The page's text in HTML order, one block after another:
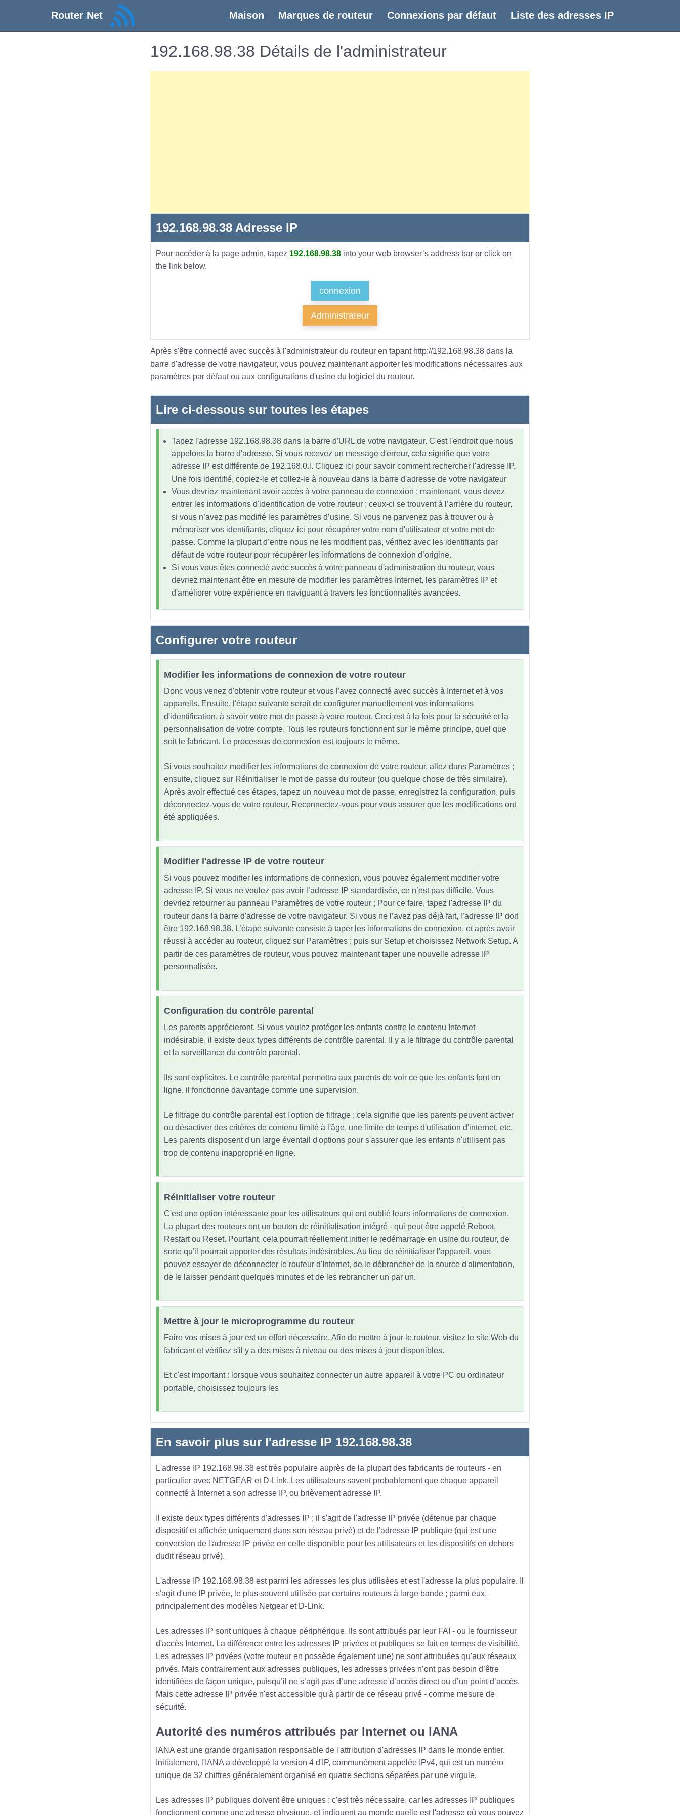
Router Net Maison (current)
Marques de routeur Connexions par défaut Liste des adresses IP
192.168.98.38 Détails de l'administrateur
192.168.98.38 Adresse IP
Pour accéder à la page admin, tapez 192.168.98.38 into your web browser’s address bar or click on
the link below.
connexion
Administrateur
Après s'être connecté avec succès à l'administrateur du routeur en tapant http://192.168.98.38 dans la
barre d'adresse de votre navigateur, vous pouvez maintenant apporter les modifications nécessaires aux
paramètres par défaut ou aux configurations d'usine du logiciel du routeur.
Lire ci-dessous sur toutes les étapes
Tapez l'adresse 192.168.98.38 dans la barre d'URL de votre navigateur. C'est l'endroit que nous
appelons la barre d'adresse. Si vous recevez un message d'erreur, cela signifie que votre
adresse IP est différente de 192.168.0.l. Cliquez ici pour savoir comment rechercher l'adresse IP.
Une fois identifié, copiez-le et collez-le à nouveau dans la barre d'adresse de votre navigateur
Vous devriez maintenant avoir accès à votre panneau de connexion ; maintenant, vous devez
entrer les informations d'identification de votre routeur ; ceux-ci se trouvent à l’arrière du routeur,
si vous n’avez pas modifié les paramètres d’usine. Si vous ne parvenez pas à trouver ou à
mémoriser vos identifiants, cliquez ici pour récupérer votre nom d'utilisateur et votre mot de
passe. Comme la plupart d’entre nous ne les modifient pas, vérifiez avec les identifiants par
défaut de votre routeur pour récupérer les informations de connexion d’origine.
Si vous vous êtes connecté avec succès à votre panneau d'administration du routeur, vous
devriez maintenant être en mesure de modifier les paramètres Internet, les paramètres IP et
d'améliorer votre expérience en naviguant à travers les fonctionnalités avancées.
Configurer votre routeur
Modifier les informations de connexion de votre routeur
Donc vous venez d'obtenir votre routeur et vous l'avez connecté avec succès à Internet et à vos
appareils. Ensuite, l'étape suivante serait de configurer manuellement vos informations
d'identification, à savoir votre mot de passe à votre routeur. Ceci est à la fois pour la sécurité et la
personnalisation de votre compte. Tous les routeurs fonctionnent sur le même principe, quel que
soit le fabricant. Le processus de connexion est toujours le même.
Si vous souhaitez modifier les informations de connexion de votre routeur, allez dans Paramètres ;
ensuite, cliquez sur Réinitialiser le mot de passe du routeur (ou quelque chose de très similaire).
Après avoir effectué ces étapes, tapez un nouveau mot de passe, enregistrez la configuration, puis
déconnectez-vous de votre routeur. Reconnectez-vous pour vous assurer que les modifications ont
été appliquées.
Modifier l'adresse IP de votre routeur
Si vous pouvez modifier les informations de connexion, vous pouvez également modifier votre
adresse IP. Si vous ne voulez pas avoir l’adresse IP standardisée, ce n’est pas difficile. Vous
devriez retourner au panneau Paramètres de votre routeur ; Pour ce faire, tapez l'adresse IP du
routeur dans la barre d'adresse de votre navigateur. Si vous ne l’avez pas déjà fait, l’adresse IP doit
être 192.168.98.38. L’étape suivante consiste à taper les informations de connexion, et après avoir
réussi à accéder au routeur, cliquez sur Paramètres ; puis sur Setup et choisissez Network Setup. A
partir de ces paramètres de routeur, vous pouvez maintenant taper une nouvelle adresse IP
personnalisée.
Configuration du contrôle parental
Les parents apprécieront. Si vous voulez protéger les enfants contre le contenu Internet
indésirable, il existe deux types différents de contrôle parental. Il y a le filtrage du contrôle parental
et la surveillance du contrôle parental.
Ils sont explicites. Le contrôle parental permettra aux parents de voir ce que les enfants font en
ligne, il fonctionne davantage comme une supervision.
Le filtrage du contrôle parental est l'option de filtrage ; cela signifie que les parents peuvent activer
ou désactiver des critères de contenu limité à l'âge, une limite de temps d'utilisation d'internet, etc.
Les parents disposent d'un large éventail d'options pour s'assurer que les enfants n'utilisent pas
trop de contenu inapproprié en ligne.
Réinitialiser votre routeur
C'est une option intéressante pour les utilisateurs qui ont oublié leurs informations de connexion.
La plupart des routeurs ont un bouton de réinitialisation intégré - qui peut être appelé Reboot,
Restart ou Reset. Pourtant, cela pourrait réellement initier le redémarrage en usine du routeur, de
sorte qu'il pourrait apporter des résultats indésirables. Au lieu de réinitialiser l'appareil, vous
pouvez essayer de déconnecter le routeur d'Internet, de le débrancher de la source d'alimentation,
de le laisser pendant quelques minutes et de les rebrancher un par un.
Mettre à jour le microprogramme du routeur
Faire vos mises à jour est un effort nécessaire. Afin de mettre à jour le routeur, visitez le site Web du
fabricant et vérifiez s'il y a des mises à niveau ou des mises à jour disponibles.
Et c'est important : lorsque vous souhaitez connecter un autre appareil à votre PC ou ordinateur
portable, choisissez toujours les
En savoir plus sur l'adresse IP 192.168.98.38
L'adresse IP 192.168.98.38 est très populaire auprès de la plupart des fabricants de routeurs - en
particulier avec NETGEAR et D-Link. Les utilisateurs savent probablement que chaque appareil
connecté à Internet a son adresse IP, ou brièvement adresse IP.
Il existe deux types différents d'adresses IP ; il s'agit de l'adresse IP privée (détenue par chaque
dispositif et affichée uniquement dans son réseau privé) et de l'adresse IP publique (qui est une
conversion de l'adresse IP privée en celle disponible pour les utilisateurs et les dispositifs en dehors
dudit réseau privé).
L'adresse IP 192.168.98.38 est parmi les adresses les plus utilisées et est l'adresse la plus populaire. Il
s'agit d'une IP privée, le plus souvent utilisée par certains routeurs à large bande ; parmi eux,
principalement des modèles Netgear et D-Link.
Les adresses IP sont uniques à chaque périphérique. Ils sont attribués par leur FAI - ou le fournisseur
d'accès Internet. La différence entre les adresses IP privées et publiques se fait en termes de visibilité.
Les adresses IP privées (votre routeur en possède également une) ne sont attribuées qu'aux réseaux
privés. Mais contrairement aux adresses publiques, les adresses privées n’ont pas besoin d’être
identifiées de façon unique, puisqu’il ne s’agit pas d’une adresse d’accès direct ou d’un point d’accès.
Mais cette adresse IP privée n'est accessible qu'à partir de ce réseau privé - comme mesure de
sécurité.
Autorité des numéros attribués par Internet ou IANA
IANA est une grande organisation responsable de l'attribution d'adresses IP dans le monde entier.
Initialement, l'IANA a développé la version 4 d'IP, communément appelée IPv4, qui est un numéro
unique de 32 chiffres généralement organisé en quatre sections séparées par une virgule.
Les adresses IP publiques doivent être uniques ; c'est très nécessaire, car les adresses IP publiques
fonctionnent comme une adresse physique, et indiquent au monde quelle est l'adresse où vous pouvez